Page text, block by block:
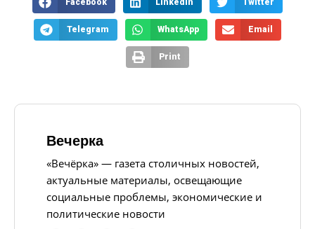
Telegram WhatsApp Email
Print
Вечерка
«Вечёрка» — газета столичных новостей,
актуальные материалы, освещающие
социальные проблемы, экономические и
политические новости